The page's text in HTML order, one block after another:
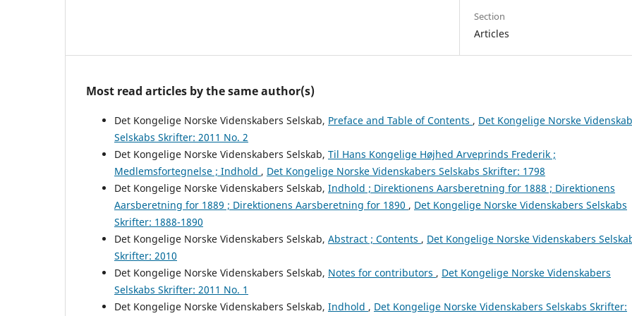
Section
Articles
Most read articles by the same author(s)
Det Kongelige Norske Videnskabers Selskab, Preface and Table of Contents , Det Kongelige Norske
Selskabs Skrifter: 2011 No. 2
Det Kongelige Norske Videnskabers Selskab, Til Hans Kongelige Højhed Arveprinds Frederik ;
Medlemsfortegnelse ; Indhold , Det Kongelige Norske Videnskabers Selskabs Skrifter: 1798
Det Kongelige Norske Videnskabers Selskab, Indhold ; Direktionens Aarsberetning for 1888 ; Direktionens
Aarsberetning for 1889 ; Direktionens Aarsberetning for 1890 , Det Kongelige Norske Videnskabers Selskabs
Skrifter: 1888-1890
Det Kongelige Norske Videnskabers Selskab, Abstract ; Contents , Det Kongelige Norske Videnskabers
Skrifter: 2010
Det Kongelige Norske Videnskabers Selskab, Notes for contributors , Det Kongelige Norske Videnskabers
Selskabs Skrifter: 2011 No. 1
Det Kongelige Norske Videnskabers Selskab, Indhold , Det Kongelige Norske Videnskabers Selskabs Skrifter: